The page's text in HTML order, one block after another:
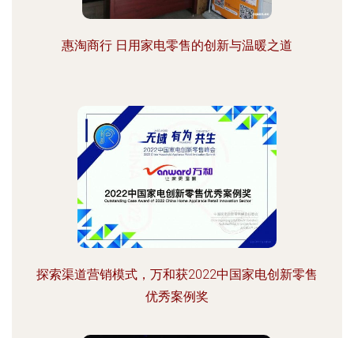
惠淘商行 日用家电零售的创新与温暖之道
探索渠道营销模式，万和获2022中国家电创新零售
优秀案例奖